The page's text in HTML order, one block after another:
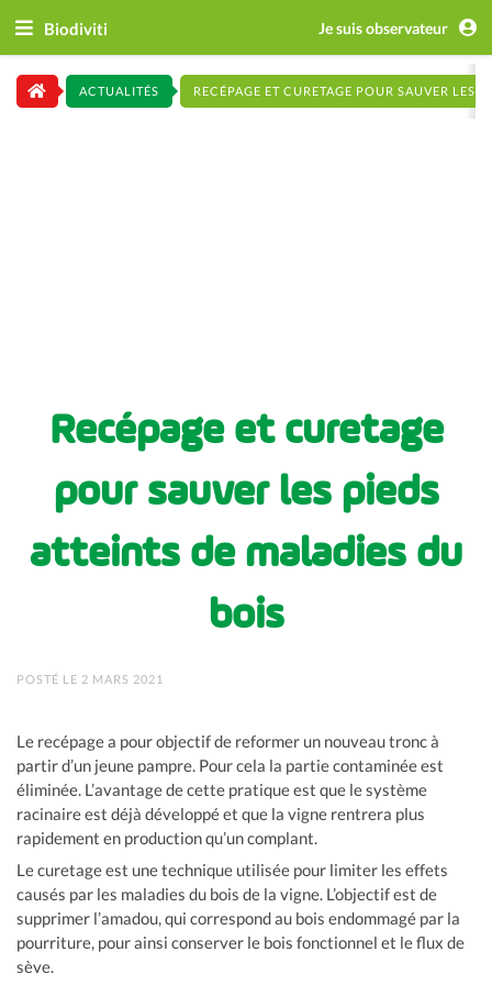
Biodiviti Je suis observateur
ACTUALITÉS RECÉPAGE ET CURETAGE POUR SAUVER LES
Recépage et curetage
pour sauver les pieds
atteints de maladies du
bois
POSTÉ LE 2 MARS 2021
Le recépage a pour objectif de reformer un nouveau tronc à
partir d’un jeune pampre. Pour cela la partie contaminée est
éliminée. L’avantage de cette pratique est que le système
racinaire est déjà développé et que la vigne rentrera plus
rapidement en production qu’un complant.
Le curetage est une technique utilisée pour limiter les effets
causés par les maladies du bois de la vigne. L’objectif est de
supprimer l’amadou, qui correspond au bois endommagé par la
pourriture, pour ainsi conserver le bois fonctionnel et le flux de
sève.